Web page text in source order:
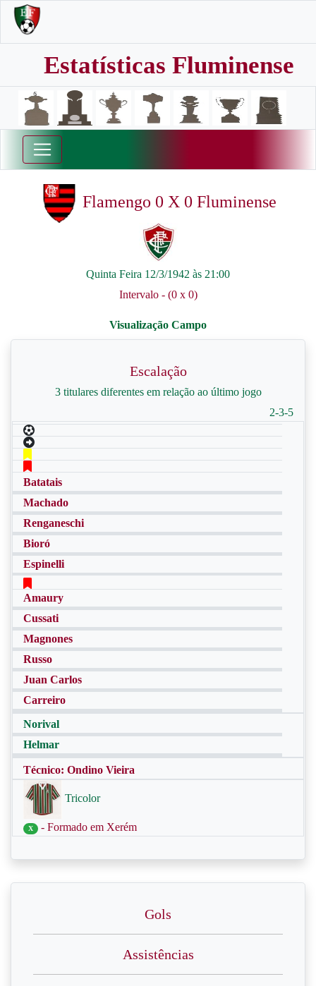
Estatísticas Fluminense
Flamengo 0 X 0 Fluminense
Quinta Feira 12/3/1942 às 21:00
Intervalo - (0 x 0)
Escalação
3 titulares diferentes em relação ao último jogo
2-3-5
Batatais
Machado
Renganeschi
Bioró
Espinelli
Amaury
Cussati
Magnones
Russo
Juan Carlos
Carreiro
Norival
Helmar
Técnico: Ondino Vieira
Tricolor
X - Formado em Xerém
Gols
Assistências